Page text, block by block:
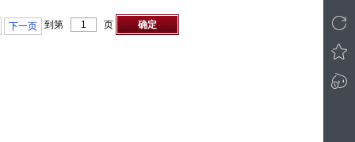
下一页 到第 页 确定